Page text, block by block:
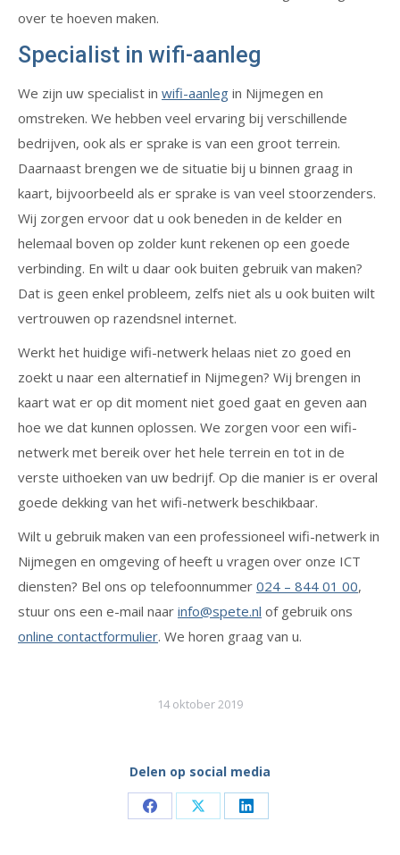
over te hoeven maken.
Specialist in wifi-aanleg
We zijn uw specialist in wifi-aanleg in Nijmegen en
omstreken. We hebben veel ervaring bij verschillende
bedrijven, ook als er sprake is van een groot terrein.
Daarnaast brengen we de situatie bij u binnen graag in
kaart, bijvoorbeeld als er sprake is van veel stoorzenders.
Wij zorgen ervoor dat u ook beneden in de kelder en
helemaal boven op zolder kunt rekenen op een goede
verbinding. En wilt u daar ook buiten gebruik van maken?
Dat is geen enkel probleem, zelfs niet als u ook buiten wilt
vertrouwen op razendsnel internet.
Werkt het huidige wifi-netwerk helaas niet zo goed en
zoekt u naar een alternatief in Nijmegen? Wij brengen in
kaart wat er op dit moment niet goed gaat en geven aan
hoe we dat kunnen oplossen. We zorgen voor een wifi-
netwerk met bereik over het hele terrein en tot in de
verste uithoeken van uw bedrijf. Op die manier is er overal
goede dekking van het wifi-netwerk beschikbaar.
Wilt u gebruik maken van een professioneel wifi-netwerk in
Nijmegen en omgeving of heeft u vragen over onze ICT
diensten? Bel ons op telefoonnummer 024 – 844 01 00,
stuur ons een e-mail naar info@spete.nl of gebruik ons
online contactformulier. We horen graag van u.
14 oktober 2019
Delen op social media
Share Share Share